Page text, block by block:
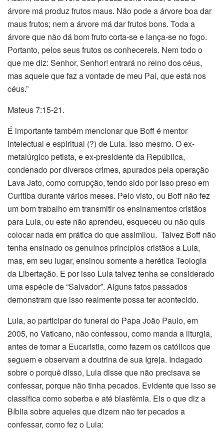
árvore má produz frutos maus. Não pode a árvore boa dar
maus frutos; nem a árvore má dar frutos bons. Toda a
árvore que não dá bom fruto corta-se e lança-se no fogo.
Portanto, pelos seus frutos os conhecereis. Nem todo o
que me diz: Senhor, Senhor! entrará no reino dos céus,
mas aquele que faz a vontade de meu Pai, que está nos
céus.”
Mateus 7:15-21.
É importante também mencionar que Boff é mentor
intelectual e espiritual (?) de Lula. Isso mesmo. O ex-
metalúrgico petista, e ex-presidente da República,
condenado por diversos crimes, apurados pela operação
Lava Jato, como corrupção, tendo sido por isso preso em
Curitiba durante vários meses. Pelo visto, ou Boff não fez
um bom trabalho em transmitir os ensinamentos cristãos
para Lula, ou este não aprendeu, esqueceu ou não quis
colocar nada em prática do que assimilou. Talvez Boff não
tenha ensinado os genuínos princípios cristãos a Lula,
mas, em seu lugar, ensinou somente a herética Teologia
da Libertação. E por isso Lula talvez tenha se considerado
uma espécie de “Salvador”. Alguns fatos passados
demonstram que isso realmente possa ter acontecido.
Lula, ao participar do funeral do Papa João Paulo, em
2005, no Vaticano, não confessou, como manda a liturgia,
antes de tomar a Eucaristia, como fazem os católicos que
seguem e observam a doutrina de sua Igreja. Indagado
sobre o porquê disso, Lula disse que não precisava se
confessar, porque não tinha pecados. Evidente que isso se
classifica como soberba e até blasfêmia. Eis o que diz a
Bíblia sobre aqueles que dizem não ter pecados a
confessar, como fez o Lula: